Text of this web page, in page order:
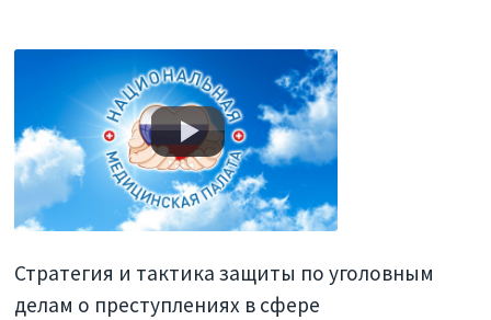
Стратегия и тактика защиты по уголовным
делам о преступлениях в сфере